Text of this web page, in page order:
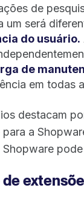
de
um será
do usuário.
de
em todas
destacam
a
pode